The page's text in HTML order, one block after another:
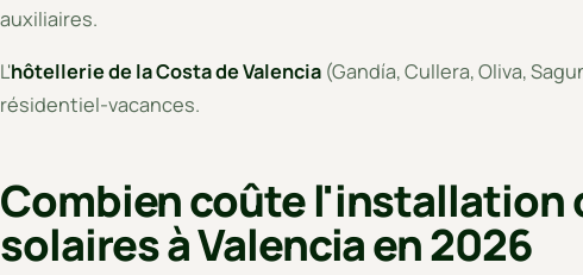
auxiliaires.
L'hôtellerie de la Costa de Valencia (Gandía, Cullera, Oliva,
résidentiel-vacances.
Combien coûte l'installation
solaires à Valencia en 2026